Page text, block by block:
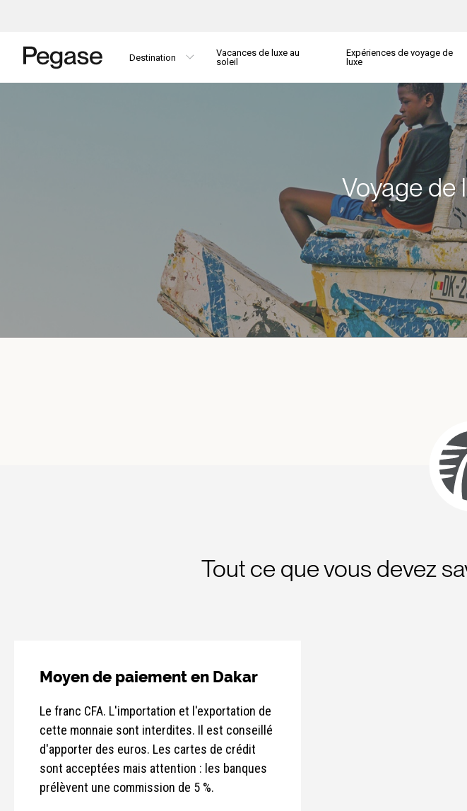
Destination
Vacances de luxe au
soleil
Expériences de voyage de
luxe
Voyage de
Tout ce que vous devez
Moyen de paiement en Dakar
Le franc CFA. L'importation et l'exportation de
cette monnaie sont interdites. Il est conseillé
d'apporter des euros. Les cartes de crédit
sont acceptées mais attention : les banques
prélèvent une commission de 5 %.